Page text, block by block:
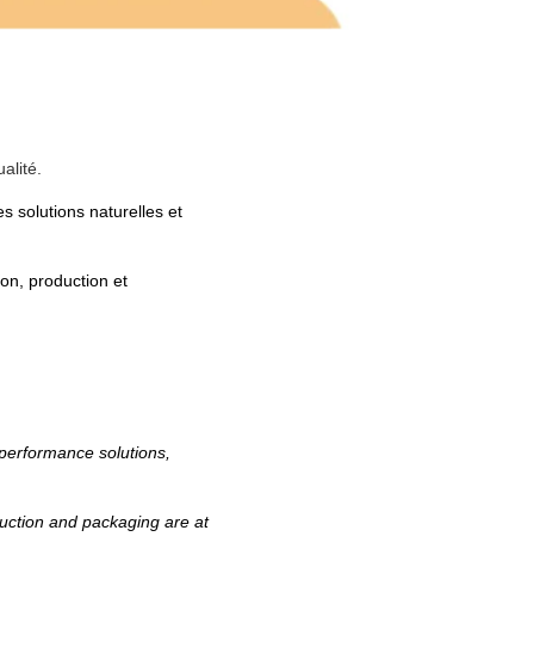
solutions naturelles et
production et
solutions,
and packaging are at